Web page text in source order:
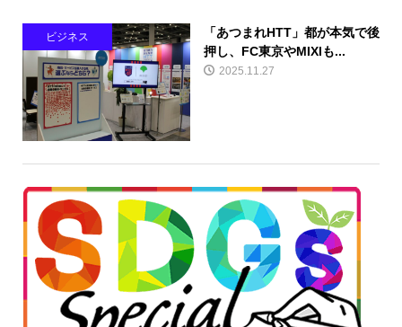
ビジネス
「あつまれHTT」都が本気で後
押し、FC東京やMIXIも...
2025.11.27